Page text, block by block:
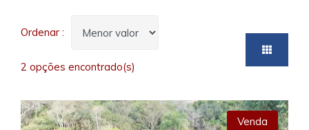
Ordenar :
2 opções encontrado(s)
Venda